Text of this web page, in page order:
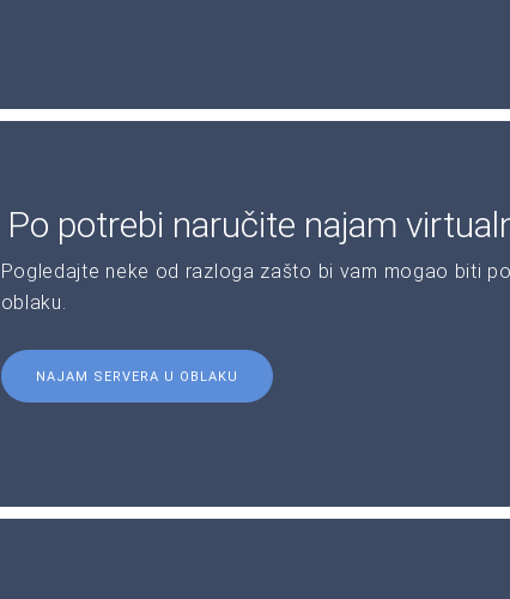
Po potrebi naručite najam
Pogledajte neke od razloga zašto bi vam mogao biti
oblaku.
NAJAM SERVERA U OBLAKU